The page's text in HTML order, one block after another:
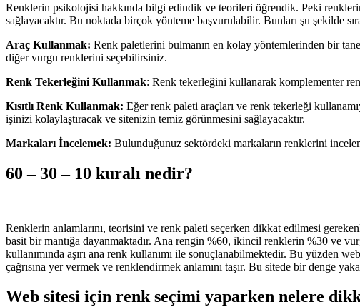
Renklerin psikolojisi hakkında bilgi edindik ve teorileri öğrendik. Peki
sağlayacaktır. Bu noktada birçok yönteme başvurulabilir. Bunları şu şekilde
Araç Kullanmak: Renk paletlerini bulmanın en kolay yöntemlerinden bir
diğer vurgu renklerini seçebilirsiniz.
Renk Tekerleğini Kullanmak: Renk tekerleğini kullanarak komplementer
Kısıtlı Renk Kullanmak: Eğer renk paleti araçları ve renk tekerleği
işinizi kolaylaştıracak ve sitenizin temiz görünmesini sağlayacaktır.
Markaları İncelemek: Bulunduğunuz sektördeki markaların renklerini
60 – 30 – 10 kuralı nedir?
Renklerin anlamlarını, teorisini ve renk paleti seçerken dikkat edilmesi
basit bir mantığa dayanmaktadır. Ana rengin %60, ikincil renklerin %30 ve
kullanımında aşırı ana renk kullanımı ile sonuçlanabilmektedir. Bu yüzden
çağrısına yer vermek ve renklendirmek anlamını taşır. Bu sitede bir denge
Web sitesi için renk seçimi yaparken nelere